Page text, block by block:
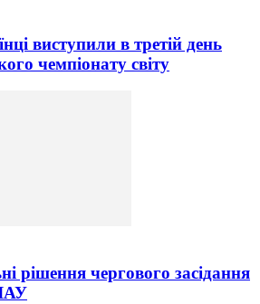
виступили в третій день
чемпіонату світу
рішення чергового засідання